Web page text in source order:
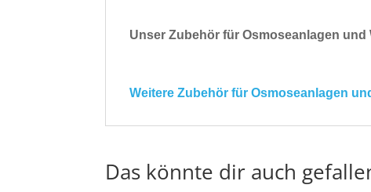
Unser Zubehör für Osmoseanlagen und
Weitere Zubehör für Osmoseanlagen
Das könnte dir auch